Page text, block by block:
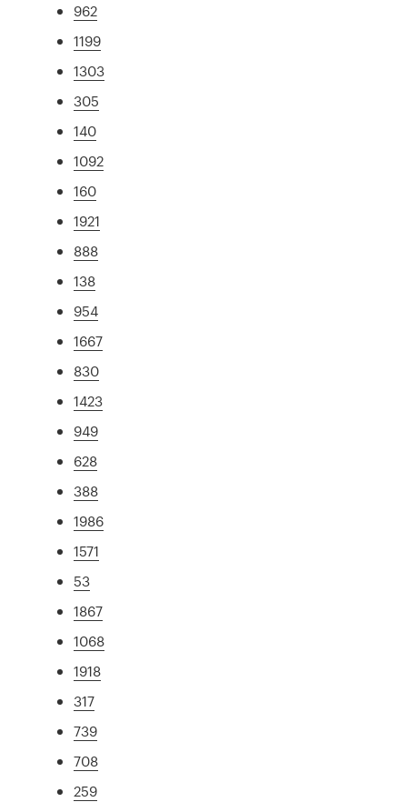
962
1199
1303
305
140
1092
160
1921
888
138
954
1667
830
1423
949
628
388
1986
1571
53
1867
1068
1918
317
739
708
259